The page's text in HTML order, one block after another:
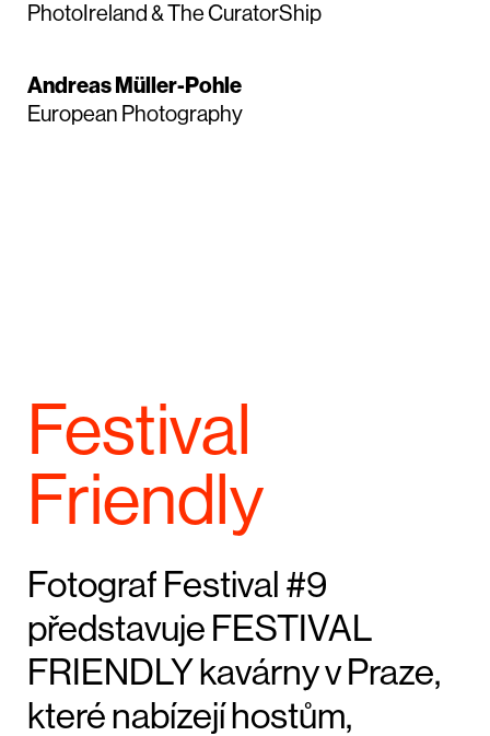
PhotoIreland & The CuratorShip
Andreas Müller-Pohle
European Photography
Festival
Friendly
Fotograf Festival #9
představuje FESTIVAL
FRIENDLY kavárny v Praze,
které nabízejí hostům,